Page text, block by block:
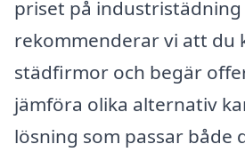
priset på industristädning
rekommenderar vi att du
städfirmor och begär
jämföra olika alternativ
lösning som passar både